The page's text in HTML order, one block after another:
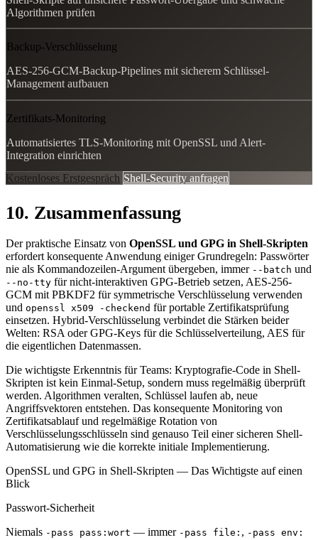
Algorithmen prüfen
Backup-Verschlüsselung
AES-256-GCM-Backup-Pipelines mit sicherem Schlüssel-
Management aufbauen
Zertifikats-Monitoring
Automatisiertes TLS-Monitoring mit OpenSSL und Alert-
Integration einrichten
Kostenloses Erstgespräch Shell-Security anfragen
10. Zusammenfassung
Der praktische Einsatz von OpenSSL und GPG in Shell-Skripten
erfordert konsequente Anwendung einiger Grundregeln: Passwörter
nie als Kommandozeilen-Argument übergeben, immer --batch und
--no-tty für nicht-interaktiven GPG-Betrieb setzen, AES-256-
GCM mit PBKDF2 für symmetrische Verschlüsselung verwenden
und openssl x509 -checkend für portable Zertifikatsprüfung
einsetzen. Hybrid-Verschlüsselung verbindet die Stärken beider
Welten: RSA oder GPG-Keys für die Schlüsselverteilung, AES für
die eigentlichen Datenmassen.
Die wichtigste Erkenntnis für Teams: Kryptografie-Code in Shell-
Skripten ist kein Einmal-Setup, sondern muss regelmäßig überprüft
werden. Algorithmen veralten, Schlüssel laufen ab, neue
Angriffsvektoren entstehen. Das konsequente Monitoring von
Zertifikatsablauf und regelmäßige Rotation von
Verschlüsselungsschlüsseln sind genauso Teil einer sicheren Shell-
Automatisierung wie die korrekte initiale Implementierung.
OpenSSL und GPG in Shell-Skripten — Das Wichtigste auf einen
Blick
Passwort-Sicherheit
Niemals -pass pass:wort — immer -pass file: , -pass env: